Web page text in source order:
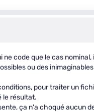
code que le cas nominal,
ou des
pour traiter un
le résultat.
ça n'a choqué aucun